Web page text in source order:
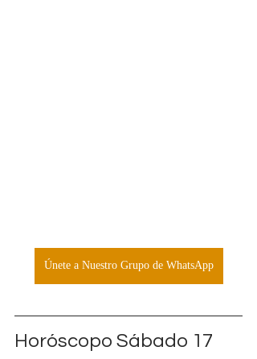
Únete a Nuestro Grupo de WhatsApp
Horóscopo Sábado 17